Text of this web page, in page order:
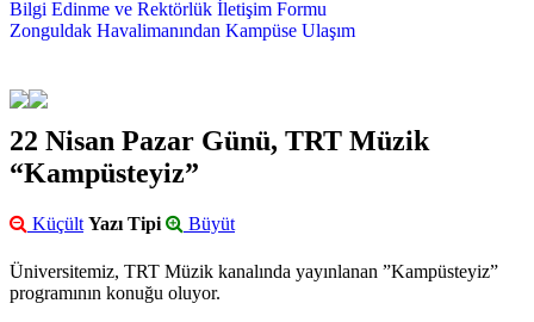
Bilgi Edinme ve Rektörlük İletişim Formu
Zonguldak Havalimanından Kampüse Ulaşım
22 Nisan Pazar Günü, TRT Müzik
“Kampüsteyiz”
Küçült Yazı Tipi Büyüt
Üniversitemiz, TRT Müzik kanalında yayınlanan ”Kampüsteyiz”
programının konuğu oluyor.